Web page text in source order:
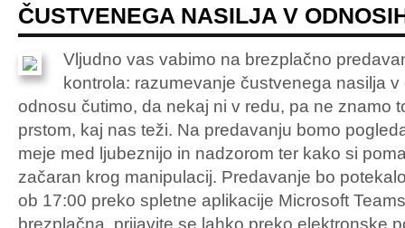
ČUSTVENEGA NASILJA V
Vljudno vas vabimo na brezplačno
kontrola: razumevanje čustvenega nasilja v
odnosu čutimo, da nekaj ni v redu, pa ne znamo
prstom, kaj nas teži. Na predavanju bomo
meje med ljubeznijo in nadzorom ter kako si
začaran krog manipulacij. Predavanje bo
ob 17:00 preko spletne aplikacije Microsoft
brezplačna, prijavite se lahko preko elektronske